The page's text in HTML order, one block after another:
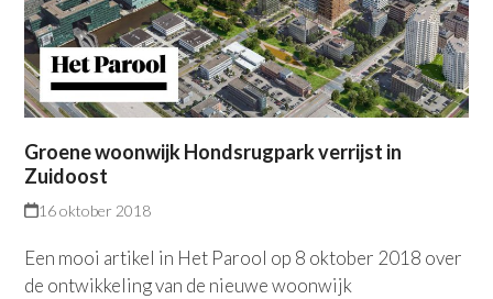
Groene woonwijk Hondsrugpark verrijst in
Zuidoost
16 oktober 2018
Een mooi artikel in Het Parool op 8 oktober 2018 over
de ontwikkeling van de nieuwe woonwijk